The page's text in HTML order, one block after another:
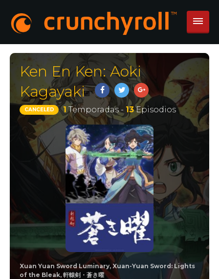
Ken En Ken: Aoki
Kagayaki
CANCELED 1 Temporadas - 13Episodios
Xuan Yuan Sword Luminary, Xuan-Yuan Sword: Lights
of the Bleak, 軒轅剣・蒼き曜